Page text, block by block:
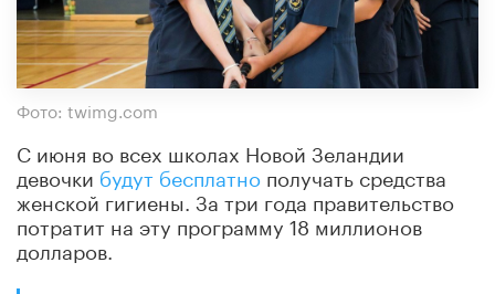
Фото: twimg.com
С июня во всех школах Новой Зеландии
девочки будут бесплатно получать средства
женской гигиены. За три года правительство
потратит на эту программу 18 миллионов
долларов.